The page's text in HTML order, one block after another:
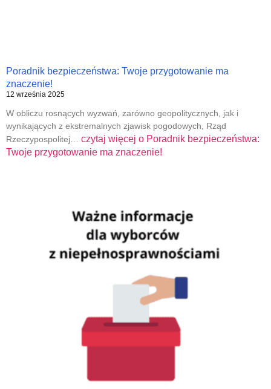
Poradnik bezpieczeństwa: Twoje przygotowanie ma
znaczenie!
12 września 2025
W obliczu rosnących wyzwań, zarówno geopolitycznych, jak i
wynikających z ekstremalnych zjawisk pogodowych, Rząd
Rzeczypospolitej… czytaj więcej o Poradnik bezpieczeństwa:
Twoje przygotowanie ma znaczenie!